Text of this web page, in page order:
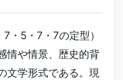
・5・7・7の定型）
情や情景、歴史的背
文学形式である。現